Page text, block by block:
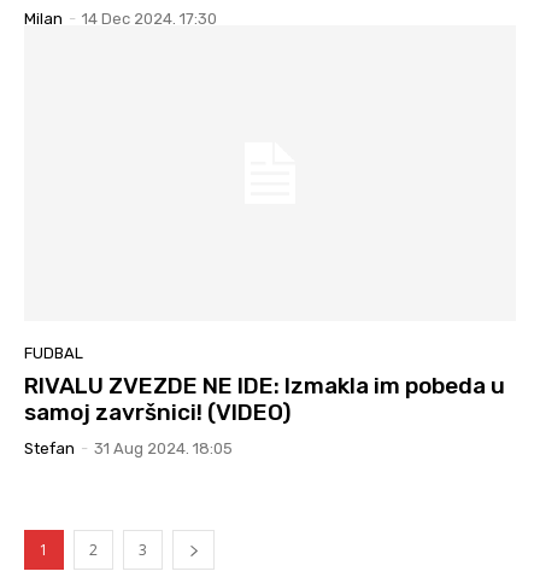
Milan - 14 Dec 2024. 17:30
FUDBAL
RIVALU ZVEZDE NE IDE: Izmakla im pobeda u
samoj završnici! (VIDEO)
Stefan - 31 Aug 2024. 18:05
1 2 3